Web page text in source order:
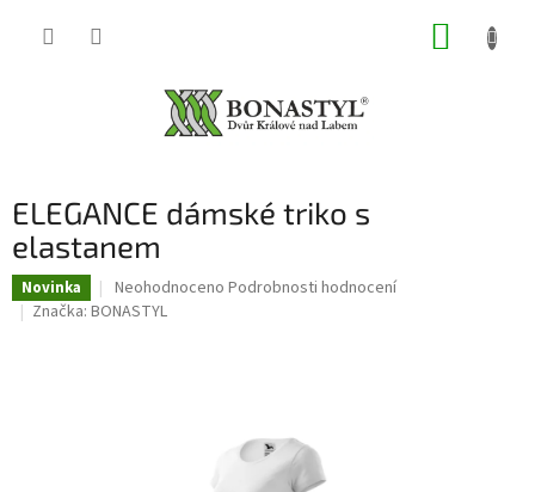
ELEGANCE dámské triko s
elastanem
Novinka
Průměrné
hodnocení
Neohodnoceno Podrobnosti hodnocení
Značka: BONASTYL